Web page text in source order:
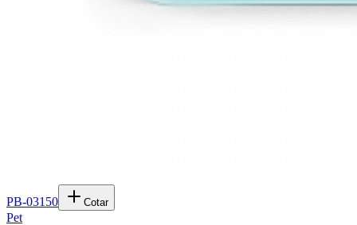
PB-03150 Cotar
Pet